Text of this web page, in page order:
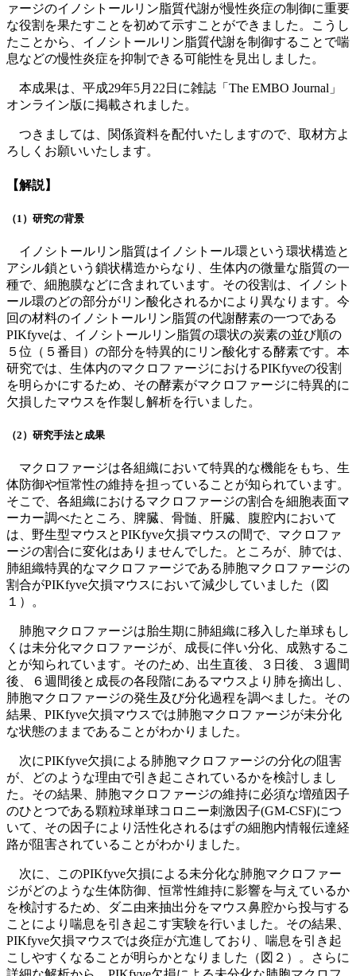
ァージのイノシトールリン脂質代謝が慢性炎症の制御に重要
な役割を果たすことを初めて示すことができました。こうし
たことから、イノシトールリン脂質代謝を制御することで喘
息などの慢性炎症を抑制できる可能性を見出しました。
本成果は、平成29年5月22日に雑誌「The EMBO Journal」
オンライン版に掲載されました。
つきましては、関係資料を配付いたしますので、取材方よ
ろしくお願いいたします。
【解説】
（1）研究の背景
イノシトールリン脂質はイノシトール環という環状構造と
アシル鎖という鎖状構造からなり、生体内の微量な脂質の一
種で、細胞膜などに含まれています。その役割は、イノシト
ール環のどの部分がリン酸化されるかにより異なります。今
回の材料のイノシトールリン脂質の代謝酵素の一つである
PIKfyveは、イノシトールリン脂質の環状の炭素の並び順の
５位（５番目）の部分を特異的にリン酸化する酵素です。本
研究では、生体内のマクロファージにおけるPIKfyveの役割
を明らかにするため、その酵素がマクロファージに特異的に
欠損したマウスを作製し解析を行いました。
（2）研究手法と成果
マクロファージは各組織において特異的な機能をもち、生
体防御や恒常性の維持を担っていることが知られています。
そこで、各組織におけるマクロファージの割合を細胞表面マ
ーカー調べたところ、脾臓、骨髄、肝臓、腹腔内において
は、野生型マウスとPIKfyve欠損マウスの間で、マクロファ
ージの割合に変化はありませんでした。ところが、肺では、
肺組織特異的なマクロファージである肺胞マクロファージの
割合がPIKfyve欠損マウスにおいて減少していました（図
１）。
肺胞マクロファージは胎生期に肺組織に移入した単球もし
くは未分化マクロファージが、成長に伴い分化、成熟するこ
とが知られています。そのため、出生直後、３日後、３週間
後、６週間後と成長の各段階にあるマウスより肺を摘出し、
肺胞マクロファージの発生及び分化過程を調べました。その
結果、PIKfyve欠損マウスでは肺胞マクロファージが未分化
な状態のままであることがわかりました。
次にPIKfyve欠損による肺胞マクロファージの分化の阻害
が、どのような理由で引き起こされているかを検討しまし
た。その結果、肺胞マクロファージの維持に必須な増殖因子
のひとつである顆粒球単球コロニー刺激因子(GM-CSF)につ
いて、その因子により活性化されるはずの細胞内情報伝達経
路が阻害されていることがわかりました。
次に、このPIKfyve欠損による未分化な肺胞マクロファー
ジがどのような生体防御、恒常性維持に影響を与えているか
を検討するため、ダニ由来抽出分をマウス鼻腔から投与する
ことにより喘息を引き起こす実験を行いました。その結果、
PIKfyve欠損マウスでは炎症が亢進しており、喘息を引き起
こしやすくなることが明らかとなりました（図２）。さらに